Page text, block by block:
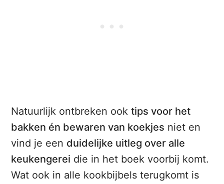
Natuurlijk ontbreken ooktips voor het
bakken én bewaren van koekjes niet en
vind je een duidelijke uitleg over alle
keukengerei die in het boek voorbij komt.
Wat ook in alle kookbijbels terugkomt is